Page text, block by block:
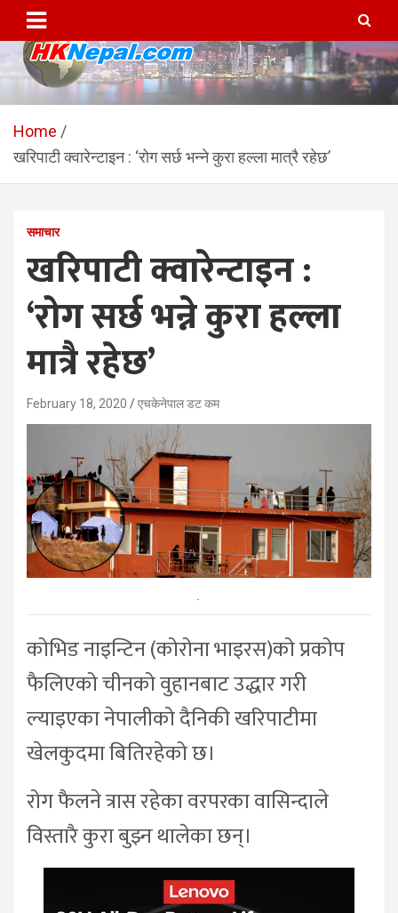
content
HKNepal.com – हङकङबाट
सञ्चालित पहिलो नेपाली अनलाईन
पत्रिका
hknepal, hknepal.com, hk nepal, hk nepal com
Home
खरिपाटी क्वारेन्टाइन : ‘रोग सर्छ भन्ने कुरा हल्ला मात्रै रहेछ’
समाचार
खरिपाटी क्वारेन्टाइन :
‘रोग सर्छ भन्ने कुरा हल्ला
मात्रै रहेछ’
February 18, 2020 एचकेनेपाल डट कम
.
कोभिड नाइन्टिन (कोरोना भाइरस)को प्रकोप
फैलिएको चीनको वुहानबाट उद्धार गरी
ल्याइएका नेपालीको दैनिकी खरिपाटीमा
खेलकुदमा बितिरहेको छ।
रोग फैलने त्रास रहेका वरपरका वासिन्दाले
विस्तारै कुरा बुझ्न थालेका छन्।